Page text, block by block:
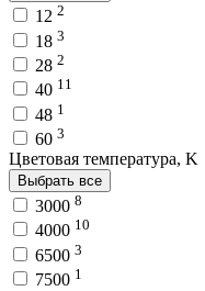
12 2
18 3
28 2
40 11
48 1
60 3
Цветовая температура, K
Выбрать все
3000 8
4000 10
6500 3
7500 1